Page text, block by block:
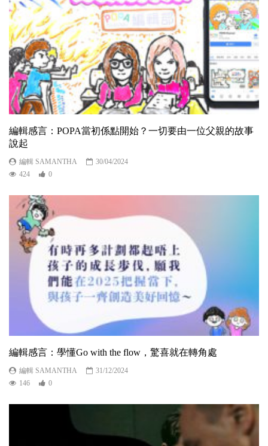
編輯感言：POPA當初係點開始？一切要由一位父親的故事
說起
編輯 SAMANTHA
30/04/2024
424
0
編輯感言：學懂Go with the flow，驚喜就在轉角處
編輯 SAMANTHA
31/12/2024
146
0